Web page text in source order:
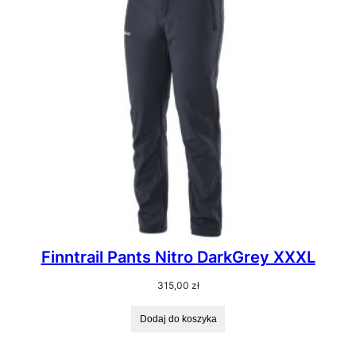
Finntrail Pants Nitro DarkGrey XXXL
315,00 zł
Dodaj do koszyka